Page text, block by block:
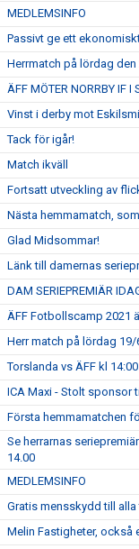
MEDLEMSINFO
Passivt ge ett
Herrmatch på lördag den
ÄFF MÖTER NORRBY IF I
Vinst i derby mot
Tack för igår!
Match ikväll
Fortsatt utveckling av
Nästa hemmamatch,
Glad Midsommar!
Länk till damernas
DAM SERIEPREMIÄR
ÄFF Fotbollscamp 2021
Herr match på lördag 19/
Torslanda vs ÄFF kl
ICA Maxi - Stolt sponsor
Första hemmamatchen
Se herrarnas
14.00
MEDLEMSINFO
Gratis mensskydd till alla
Melin Fastigheter, också